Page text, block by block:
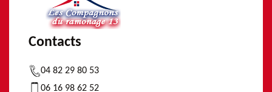
Contacts
04 82 29 80 53
06 16 98 62 52